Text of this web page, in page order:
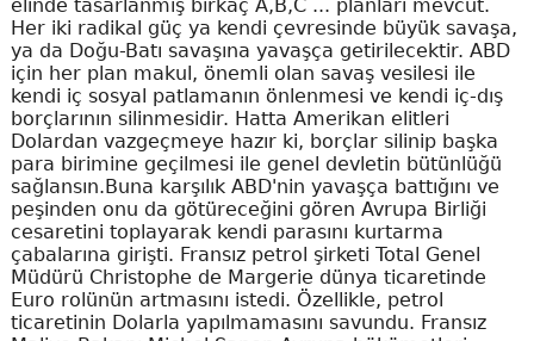
elinde tasarlanmış birkaç A,B,C ... planları mevcut.
Her iki radikal güç ya kendi çevresinde büyük savaşa,
ya da Doğu-Batı savaşına yavaşça getirilecektir. ABD
için her plan makul, önemli olan savaş vesilesi ile
kendi iç sosyal patlamanın önlenmesi ve kendi iç-dış
borçlarının silinmesidir. Hatta Amerikan elitleri
Dolardan vazgeçmeye hazır ki, borçlar silinip başka
para birimine geçilmesi ile genel devletin bütünlüğü
sağlansın.Buna karşılık ABD'nin yavaşça battığını ve
peşinden onu da götüreceğini gören Avrupa Birliği
cesaretini toplayarak kendi parasını kurtarma
çabalarına girişti. Fransız petrol şirketi Total Genel
Müdürü Christophe de Margerie dünya ticaretinde
Euro rolünün artmasını istedi. Özellikle, petrol
ticaretinin Dolarla yapılmamasını savundu. Fransız